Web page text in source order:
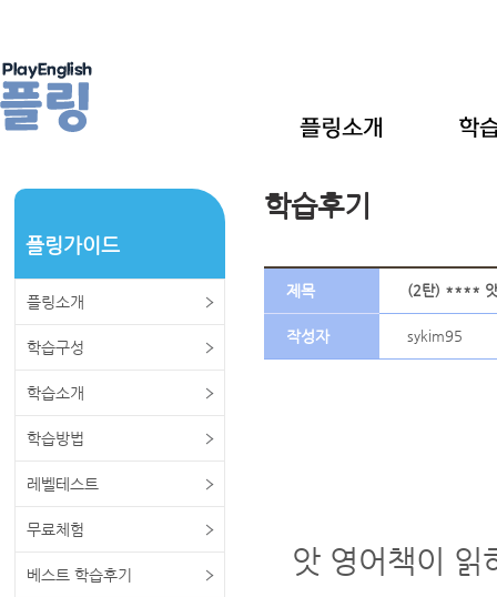
플링가이드
플링소개
학습구성
학습소개
학습방법
레벨테스트
무료체험
베스트 학습후기
학습후기
제목 (2탄) **** 앗
작성자 sykim95
앗 영어책이 읽